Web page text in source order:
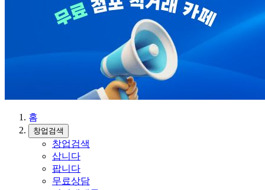
홈
창업검색
창업검색
삽니다
팝니다
무료상담